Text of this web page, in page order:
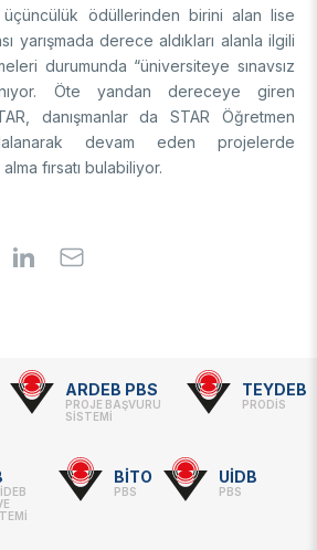
ödüllerinden birini alan lise
yarışmada derece aldıkları alanla ilgili
durumunda “üniversiteye sınavsız
Öte yandan dereceye giren
danışmanlar da STAR Öğretmen
devam eden projelerde
fırsatı bulabiliyor.
ARDEB PBS
PROJE BAŞVURU
SİSTEMİ
TEYDEB
PRODİS
BİTO
PBS
UİDB
PBS